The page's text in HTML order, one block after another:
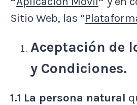
Sitio Web, las “
Aceptación de
y Condiciones.
1.1 La persona natural